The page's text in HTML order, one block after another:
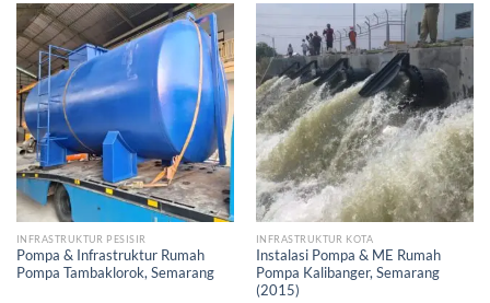
INFRASTRUKTUR PESISIR
Pompa & Infrastruktur Rumah
Pompa Tambaklorok, Semarang
INFRASTRUKTUR KOTA
Instalasi Pompa & ME Rumah
Pompa Kalibanger, Semarang
(2015)